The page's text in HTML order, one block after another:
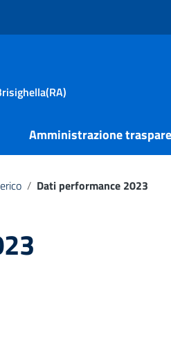
Amministrazione
/ Dati performance 2023